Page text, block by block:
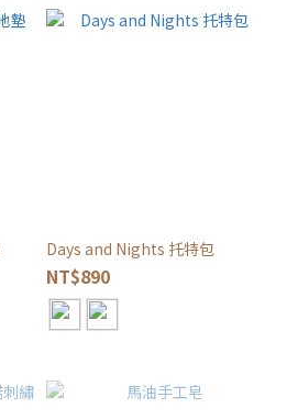
Days and Nights 托特包
NT$890